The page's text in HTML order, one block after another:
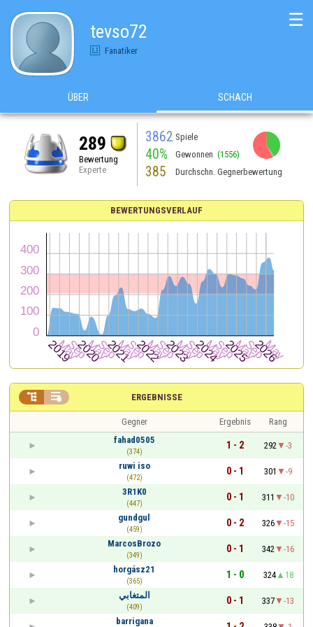
tevso72
Fanatiker
☰
ÜBER SCHACH
289
Bewertung
Experte
3862 Spiele
40% Gewonnen (1556)
385 Durchschn. Gegnerbewertung
BEWERTUNGSVERLAUF
ERGEBNISSE
 
Gegner Ergebnis
Rang
fahad0505
(374)
1 - 2 292
-3
ruwi iso
(472)
0 - 1 301
-9
3R1K0
(447)
0 - 1 311
-10
gundgul
(459)
0 - 2 326
-15
MarcosBrozo
(349)
0 - 1 342
-16
horgász21
(365)
1 - 0 324
18
المتغابي
(409)
0 - 1 337
-13
barrigana